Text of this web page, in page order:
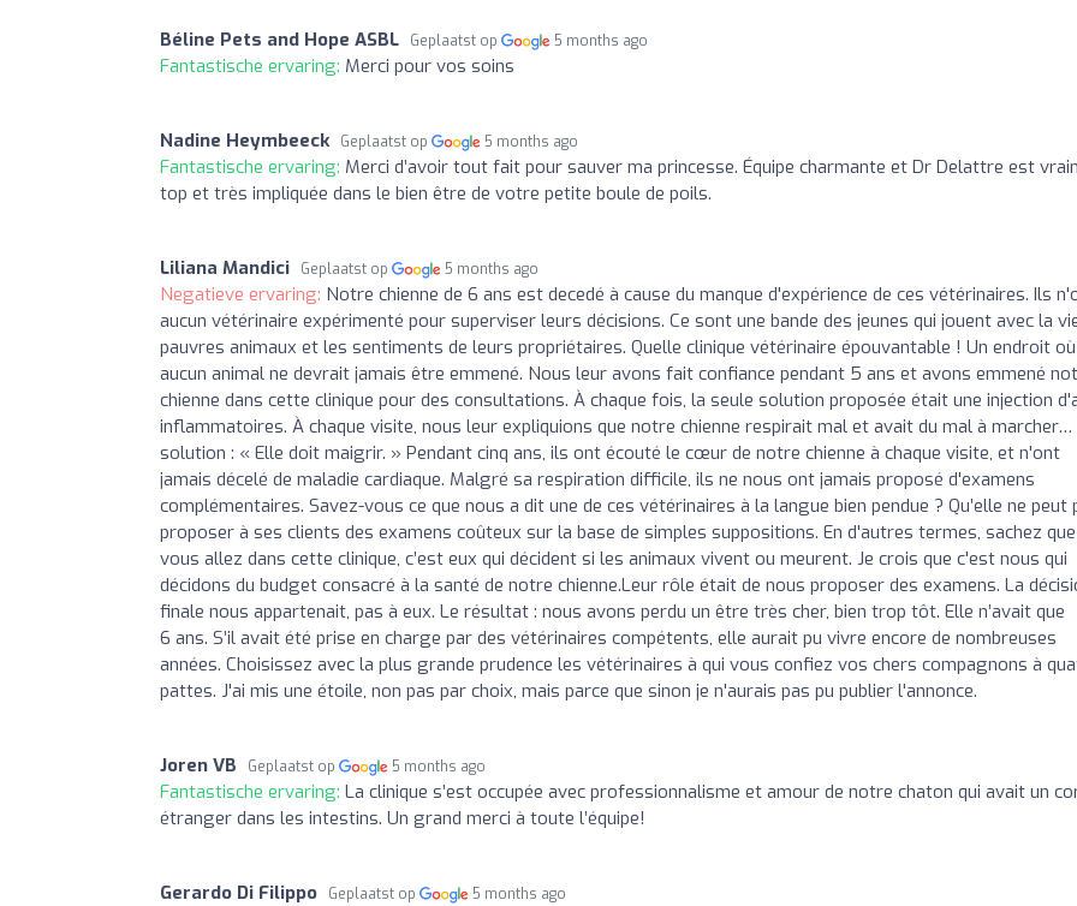
Béline Pets and Hope ASBL Geplaatst op 5 months ago
Fantastische ervaring: Merci pour vos soins
Nadine Heymbeeck Geplaatst op 5 months ago
Fantastische ervaring: Merci d’avoir tout fait pour sauver ma princesse. Équipe charmante et Dr Delattre est
top et très impliquée dans le bien être de votre petite boule de poils.
Liliana Mandici Geplaatst op 5 months ago
Negatieve ervaring: Notre chienne de 6 ans est decedé à cause du manque d'expérience de ces vétérinaires. Ils
aucun vétérinaire expérimenté pour superviser leurs décisions. Ce sont une bande des jeunes qui jouent avec la
pauvres animaux et les sentiments de leurs propriétaires. Quelle clinique vétérinaire épouvantable ! Un endroit où
aucun animal ne devrait jamais être emmené. Nous leur avons fait confiance pendant 5 ans et avons emmené
chienne dans cette clinique pour des consultations. À chaque fois, la seule solution proposée était une injection
inflammatoires. À chaque visite, nous leur expliquions que notre chienne respirait mal et avait du mal à marcher…
solution : « Elle doit maigrir. » Pendant cinq ans, ils ont écouté le cœur de notre chienne à chaque visite, et n'ont
jamais décelé de maladie cardiaque. Malgré sa respiration difficile, ils ne nous ont jamais proposé d'examens
complémentaires. Savez-vous ce que nous a dit une de ces vétérinaires à la langue bien pendue ? Qu’elle ne peut
proposer à ses clients des examens coûteux sur la base de simples suppositions. En d'autres termes, sachez
vous allez dans cette clinique, c’est eux qui décident si les animaux vivent ou meurent. Je crois que c'est nous qui
décidons du budget consacré à la santé de notre chienne.Leur rôle était de nous proposer des examens. La
finale nous appartenait, pas à eux. Le résultat : nous avons perdu un être très cher, bien trop tôt. Elle n’avait que
6 ans. S’il avait été prise en charge par des vétérinaires compétents, elle aurait pu vivre encore de nombreuses
années. Choisissez avec la plus grande prudence les vétérinaires à qui vous confiez vos chers compagnons à
pattes. J'ai mis une étoile, non pas par choix, mais parce que sinon je n'aurais pas pu publier l'annonce.
Joren VB Geplaatst op 5 months ago
Fantastische ervaring: La clinique s’est occupée avec professionnalisme et amour de notre chaton qui avait un
étranger dans les intestins. Un grand merci à toute l’équipe!
Gerardo Di Filippo Geplaatst op 5 months ago